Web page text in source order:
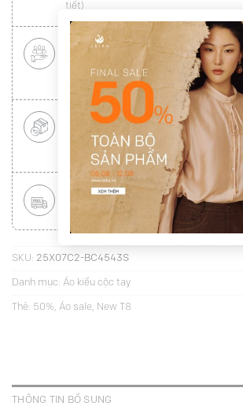
tiết)
CHÍNH SÁCH KHÁCH HÀNG THÂN
hài lòng
đến dịch vụ ( Xem chi tiết
ĐỔI HÀNG NHANH CHÓNG
Được đổi trả hàng nhanh chóng lên tới
Xem chi tiết)
MIỄN PHÍ VẬN CHUYỂN TOÀN
Áp dụng với hóa đơn từ 300.000Đ
SKU: 25X07C2-BC4543S
Danh mục: Áo kiểu cộc tay
Thẻ: 50%, Áo sale, New T8
THÔNG TIN BỔ SUNG